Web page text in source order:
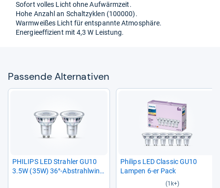
Sofort vol­les Licht ohne Auf­wärm­zeit.
Hohe Anzahl an Schalt­zy­klen (100000).
Warm­wei­ßes Licht für ent­spannte Atmo­sphäre.
Ener­gie­ef­fi­zi­ent mit 4,3 W Leis­tung.
Pas­sende Alter­na­ti­ven
PHI­LIPS LED Strah­ler GU10
3.5W (35W) 36°-​Abstrahl­win­
Phi­lips LED Clas­sic GU10
Lam­pen 6-​er Pack
(1k+)